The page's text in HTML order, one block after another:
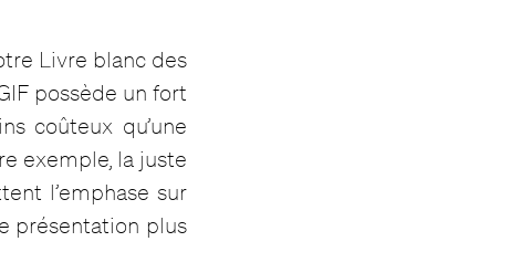
Livre blanc des
possède un fort
coûteux qu’une
exemple, la juste
l’emphase sur
présentation plus